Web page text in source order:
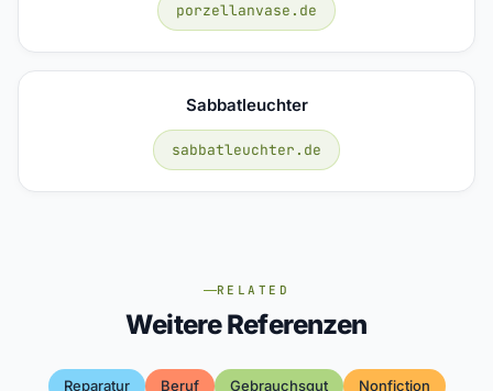
porzellanvase.de
Sabbatleuchter
sabbatleuchter.de
RELATED
Weitere Referenzen
Reparatur Beruf Gebrauchsgut Nonfiction